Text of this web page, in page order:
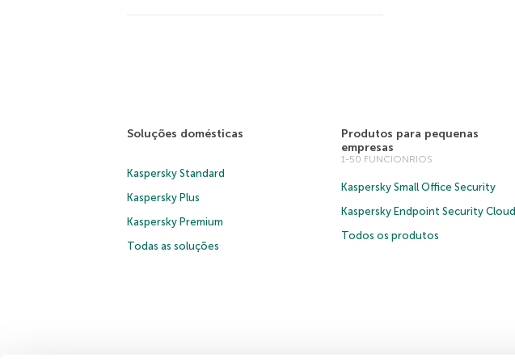
Soluções domésticas
Kaspersky Standard
Kaspersky Plus
Kaspersky Premium
Todas as soluções
Produtos para pequenas
empresas
1-50 FUNCIONRIOS
Kaspersky Small Office Security
Kaspersky Endpoint Security Cloud
Todos os produtos